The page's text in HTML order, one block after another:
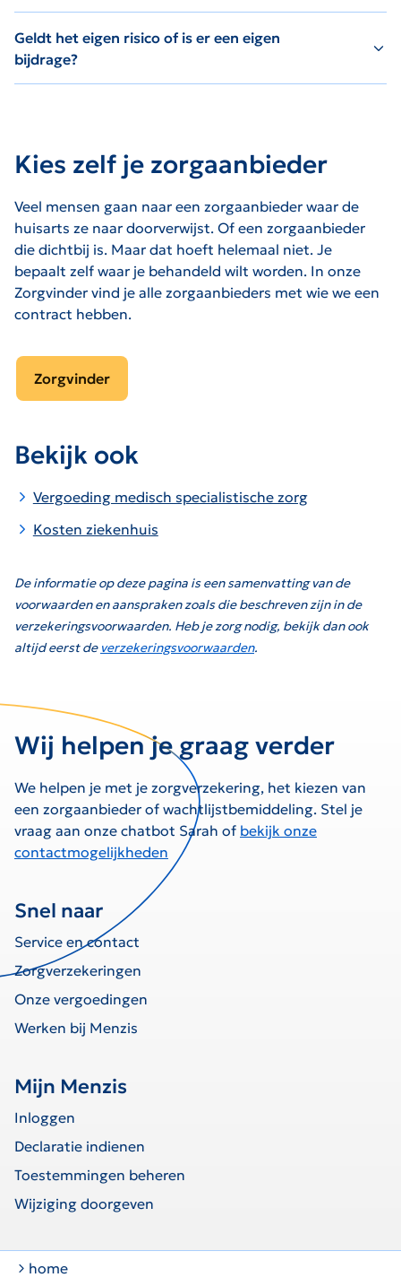
Geldt het eigen risico of is er een eigen
bijdrage?
Kies zelf je zorgaanbieder
Veel mensen gaan naar een zorgaanbieder waar de
huisarts ze naar doorverwijst. Of een zorgaanbieder
die dichtbij is. Maar dat hoeft helemaal niet. Je
bepaalt zelf waar je behandeld wilt worden. In onze
Zorgvinder vind je alle zorgaanbieders met wie we een
contract hebben.
Zorgvinder
Bekijk ook
Vergoeding medisch specialistische zorg
Kosten ziekenhuis
De informatie op deze pagina is een samenvatting van de
voorwaarden en aanspraken zoals die beschreven zijn in de
verzekeringsvoorwaarden. Heb je zorg nodig, bekijk dan ook
altijd eerst de verzekeringsvoorwaarden.
Wij helpen je graag verder
We helpen je met je zorgverzekering, het kiezen van
een zorgaanbieder of wachtlijstbemiddeling. Stel je
vraag aan onze chatbot Sarah of bekijk onze
contactmogelijkheden
Snel naar
Service en contact
Zorgverzekeringen
Onze vergoedingen
Werken bij Menzis
Mijn Menzis
Inloggen
Declaratie indienen
Toestemmingen beheren
Wijziging doorgeven
home